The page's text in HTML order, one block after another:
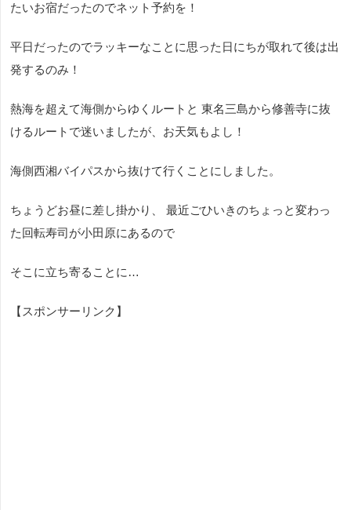
たいお宿だったのでネット予約を！
平日だったのでラッキーなことに思った日にちが取れて後は出
発するのみ！
熱海を超えて海側からゆくルートと 東名三島から修善寺に抜
けるルートで迷いましたが、お天気もよし！
海側西湘バイパスから抜けて行くことにしました。
ちょうどお昼に差し掛かり、 最近ごひいきのちょっと変わっ
た回転寿司が小田原にあるので
そこに立ち寄ることに…
【スポンサーリンク】